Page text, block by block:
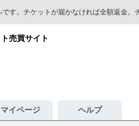
す。チケットが届かなければ全額返金
売買サイト
マイページ ヘルプ